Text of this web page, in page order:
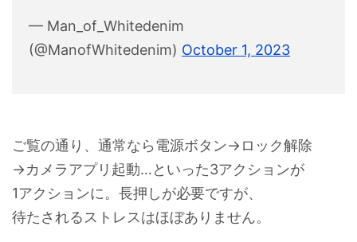
— Man_of_Whitedenim
(@ManofWhitedenim) October 1, 2023
ご覧の通り、通常なら電源ボタン→ロック解除
→カメラアプリ起動…といった3アクションが
1アクションに。長押しが必要ですが、
待たされるストレスはほぼありません。